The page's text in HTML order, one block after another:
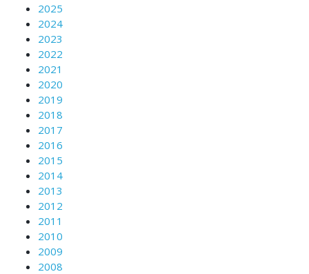
2025
2024
2023
2022
2021
2020
2019
2018
2017
2016
2015
2014
2013
2012
2011
2010
2009
2008